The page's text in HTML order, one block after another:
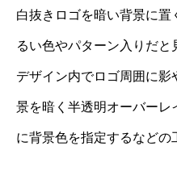
白抜きロゴを暗い背景に置
るい色やパターン入りだと
デザイン内でロゴ周囲に
景を暗く半透明オーバーレ
に背景色を指定するなどの